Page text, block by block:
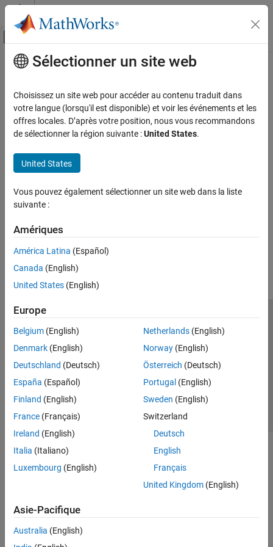
Passer au contenu
Activer/désactiver l'affichage du menu
Accueil de la documentation
Contenu principal
How useful was this information?
Sélectionner un site web
Choisissez un site web pour accéder au contenu traduit dans
votre langue (lorsqu'il est disponible) et voir les événements et les
offres locales. D’après votre position, nous vous recommandons
de sélectionner la région suivante :United States.
United States
Vous pouvez également sélectionner un site web dans la liste
suivante :
Amériques
América Latina (Español)
Canada (English)
United States (English)
Europe
Belgium (English)
Denmark (English)
Deutschland (Deutsch)
España (Español)
Finland (English)
France (Français)
Ireland (English)
Italia (Italiano)
Luxembourg (English)
Netherlands(English)
Norway(English)
Österreich (Deutsch)
Portugal (English)
Sweden (English)
Switzerland
Deutsch
English
Français
United Kingdom(English)
Asie-Pacifique
Australia (English)
Lutte anti-piratage
Contacts locaux
© 1994-2026 The MathWorks, Inc.